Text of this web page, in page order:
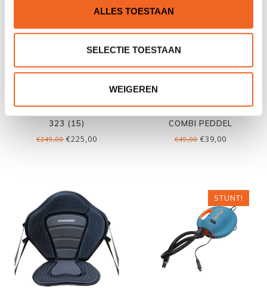
ALLES TOESTAAN
SELECTIE TOESTAAN
WEIGEREN
AQUA DESIGN NYRO 10'6-
323 (15)
€249,00 €225,00
ABSTRACT SUP-KAJAK
COMBI PEDDEL
€49,00€39,00
STUNT!